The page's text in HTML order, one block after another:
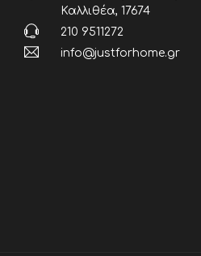
Καλλιθέα, 17674
210 9511272
info@justforhome.gr